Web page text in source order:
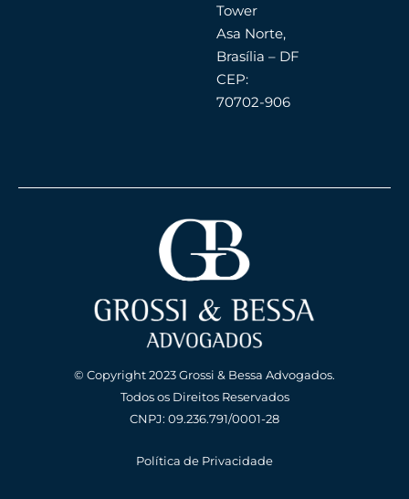
Tower
Asa Norte,
Brasília – DF
CEP:
70702-906
© Copyright 2023 Grossi & Bessa Advogados.
Todos os Direitos Reservados
CNPJ: 09.236.791/0001-28
Política de Privacidade